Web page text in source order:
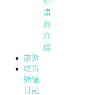
演
員
介
紹
旅遊
吃貨
迷編
日記